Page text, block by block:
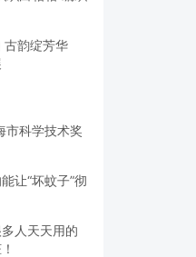
古韵绽芳华
市科学技术奖
让“坏蚊子”彻
人天天用的